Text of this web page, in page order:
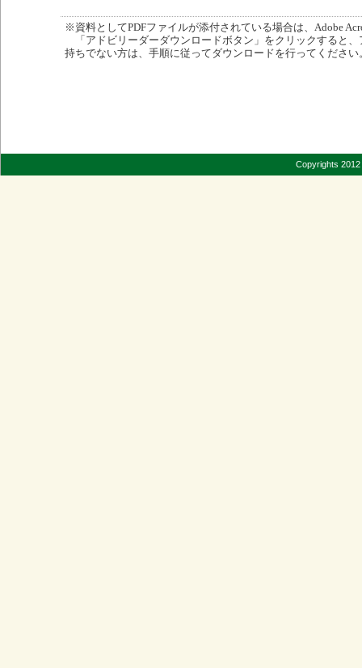
※資料としてPDFファイルが添付されている場合は、Adobe
「アドビリーダーダウンロードボタン」をクリックすると
持ちでない方は、手順に従ってダウンロードを行ってください
Copyrights